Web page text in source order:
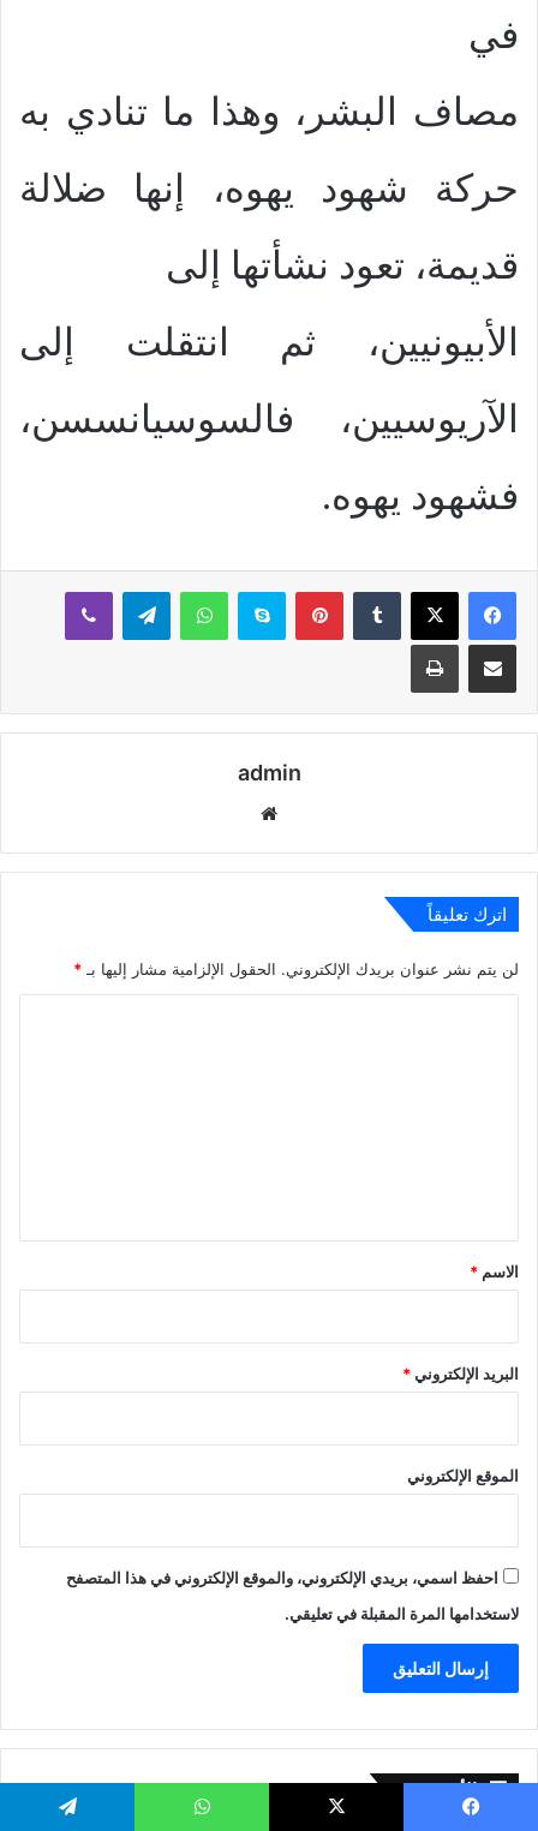
في
مصاف البشر، وهذا ما تنادي به
حركة شهود يهوه، إنها ضلالة
قديمة، تعود نشأتها إلى
الأبيونيين، ثم انتقلت إلى
الآريوسيين، فالسوسيانسسن،
فشهود يهوه.
بينتيريستسكايب واتساب تيلقرام ڤايبر
مشاركة عبر البريد طباعة
admin
اترك تعليقاً
لن يتم نشر عنوان بريدك الإلكتروني. الحقول الإلزامية مشار إليها بـ *
*
الاسم *
البريد الإلكتروني*
الموقع الإلكتروني
احفظ اسمي، بريدي الإلكتروني، والموقع الإلكتروني في هذا المتصفح
لاستخدامها المرة المقبلة في تعليقي.
الأرشيف الأرشيف